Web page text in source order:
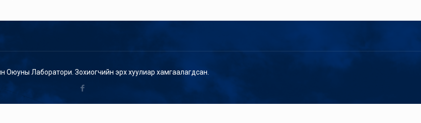
Лаборатори. Зохиогчийн эрх хуулиар хамгаалагдсан.